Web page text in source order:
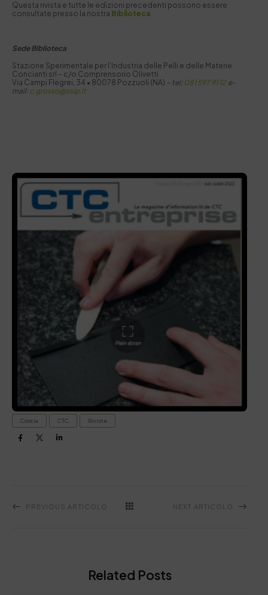
Questa rivista e tutte le edizioni precedenti possono essere
consultate presso la nostra Biblioteca
Sede Biblioteca
Stazione Sperimentale per I’Industria delle Pelli e delle Materie
Concianti srl – c/o Comprensorio Olivetti
Via Campi Flegrei, 34 • 80078 Pozzuoli (NA) – tel: 081 597 91 12e-
mail:c.grosso@ssip.it
Concia CTC Riviste
PREVIOUS ARTICOLO NEXT ARTICOLO
Related Posts